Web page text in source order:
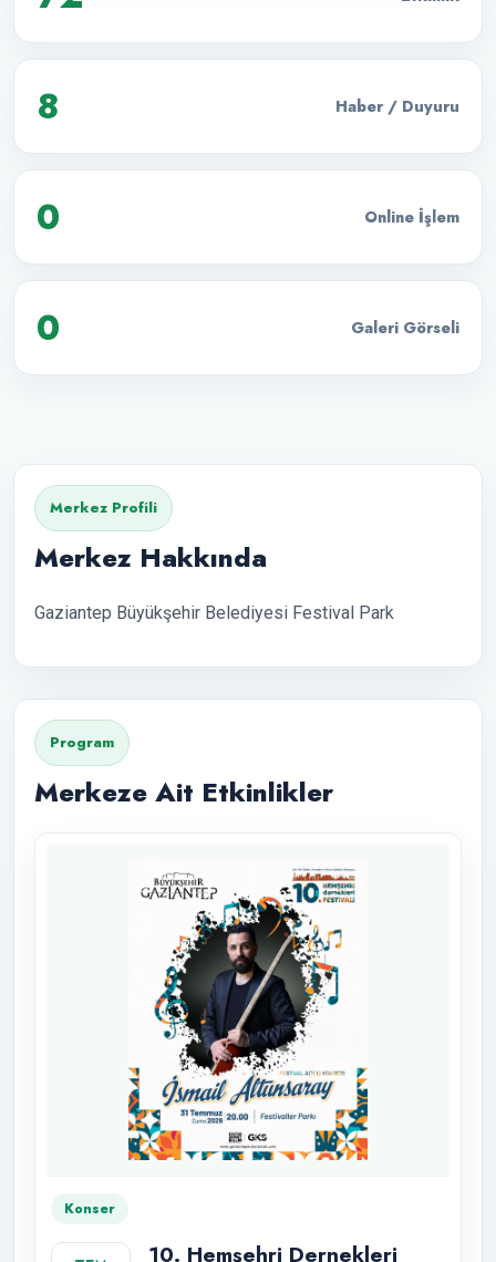
8 Haber / Duyuru
0 Online İşlem
0 Galeri Görseli
Merkez Profili
Merkez Hakkında
Gaziantep Büyükşehir Belediyesi Festival Park
Program
Merkeze Ait Etkinlikler
Konser
10. Hemşehri Dernekleri